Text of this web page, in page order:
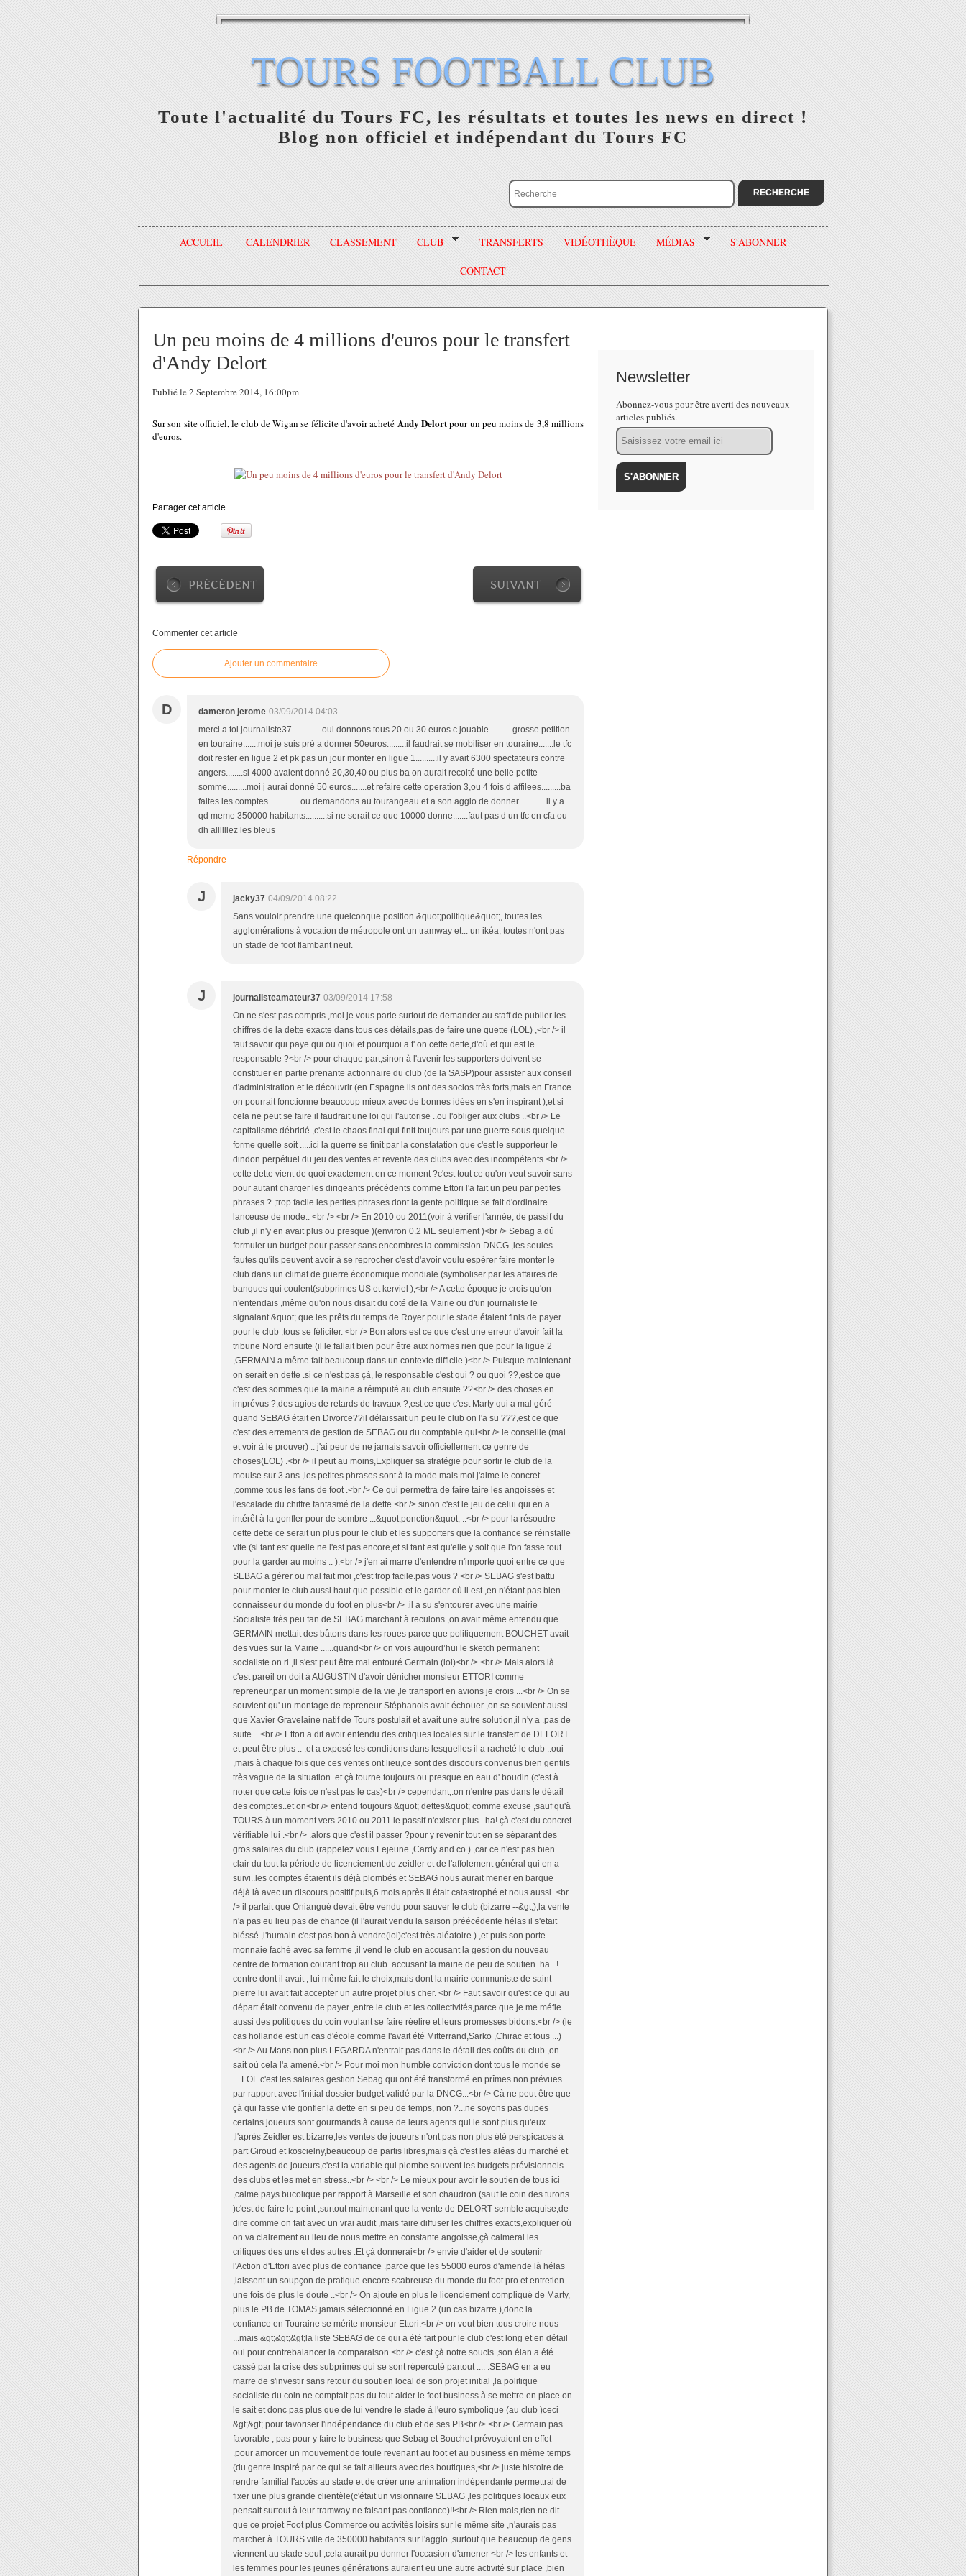
TOURS FOOTBALL CLUB
Toute l'actualité du Tours FC, les résultats et toutes les news en direct !
Blog non officiel et indépendant du Tours FC
ACCUEIL CALENDRIER CLASSEMENT CLUB TRANSFERTS VIDÉOTHÈQUE MÉDIAS S'ABONNER
CONTACT
Un peu moins de 4 millions d'euros pour le transfert
d'Andy Delort
Publié le 2 Septembre 2014, 16:00pm
Sur son site officiel, le club de Wigan se félicite d'avoir acheté Andy Delortpour un peu moins de 3,8 millions
d'euros.
Partager cet article
PRÉCÉDENT SUIVANT
Commenter cet article
Ajouter un commentaire
D dameron jerome 03/09/2014 04:03
merci a toi journaliste37..............oui donnons tous 20 ou 30 euros c jouable...........grosse petition
en touraine.......moi je suis pré a donner 50euros.........il faudrait se mobiliser en touraine.......le tfc
doit rester en ligue 2 et pk pas un jour monter en ligue 1..........il y avait 6300 spectateurs contre
angers........si 4000 avaient donné 20,30,40 ou plus ba on aurait recolté une belle petite
somme.........moi j aurai donné 50 euros.......et refaire cette operation 3,ou 4 fois d affilees.........ba
faites les comptes...............ou demandons au tourangeau et a son agglo de donner.............il y a
qd meme 350000 habitants..........si ne serait ce que 10000 donne.......faut pas d un tfc en cfa ou
dh allllllez les bleus
Répondre
J jacky37 04/09/2014 08:22
Sans vouloir prendre une quelconque position &quot;politique&quot;, toutes les
agglomérations à vocation de métropole ont un tramway et... un ikéa, toutes n'ont pas
un stade de foot flambant neuf.
J journalisteamateur37 03/09/2014 17:58
On ne s'est pas compris ,moi je vous parle surtout de demander au staff de publier les chiffres de la dette exacte dans tous ces détails,pas de faire une quette (LOL) ,<br /> il faut savoir qui paye qui ou quoi et pourquoi a t' on cette dette,d'où et qui est le responsable ?<br /> pour chaque part,sinon à l'avenir les supporters doivent se constituer en partie prenante actionnaire du club (de la SASP)pour assister aux conseil d'administration et le découvrir (en Espagne ils ont des socios très forts,mais en France on pourrait fonctionne beaucoup mieux avec de bonnes idées en s'en inspirant ),et si cela ne peut se faire il faudrait une loi qui l'autorise ..ou l'obliger aux clubs ..<br /> Le capitalisme débridé ,c'est le chaos final qui finit toujours par une guerre sous quelque forme quelle soit .....ici la guerre se finit par la constatation que c'est le supporteur le dindon perpétuel du jeu des ventes et revente des clubs avec des incompétents.<br /> cette dette vient de quoi exactement en ce moment ?c'est tout ce qu'on veut savoir sans pour autant charger les dirigeants précédents comme Ettori l'a fait un peu par petites phrases ?.;trop facile les petites phrases dont la gente politique se fait d'ordinaire lanceuse de mode.. <br /> <br /> En 2010 ou 2011(voir à vérifier l'année, de passif du club ,il n'y en avait plus ou presque )(environ 0.2 ME seulement )<br /> Sebag a dû formuler un budget pour passer sans encombres la commission DNCG ,les seules fautes qu'ils peuvent avoir à se reprocher c'est d'avoir voulu espérer faire monter le club dans un climat de guerre économique mondiale (symboliser par les affaires de banques qui coulent(subprimes US et kerviel ),<br /> A cette époque je crois qu'on n'entendais ,même qu'on nous disait du coté de la Mairie ou d'un journaliste le signalant &quot; que les prêts du temps de Royer pour le stade étaient finis de payer pour le club ,tous se féliciter. <br /> Bon alors est ce que c'est une erreur d'avoir fait la tribune Nord ensuite (il le fallait bien pour être aux normes rien que pour la ligue 2 ,GERMAIN a même fait beaucoup dans un contexte difficile )<br /> Puisque maintenant on serait en dette .si ce n'est pas çà, le responsable c'est qui ? ou quoi ??,est ce que c'est des sommes que la mairie a réimputé au club ensuite ??<br /> des choses en imprévus ?,des agios de retards de travaux ?,est ce que c'est Marty qui a mal géré quand SEBAG était en Divorce??il délaissait un peu le club on l'a su ???,est ce que c'est des errements de gestion de SEBAG ou du comptable qui<br /> le conseille (mal et voir à le prouver) .. j'ai peur de ne jamais savoir officiellement ce genre de choses(LOL) .<br /> il peut au moins,Expliquer sa stratégie pour sortir le club de la mouise sur 3 ans ,les petites phrases sont à la mode mais moi j'aime le concret ,comme tous les fans de foot .<br /> Ce qui permettra de faire taire les angoissés et l'escalade du chiffre fantasmé de la dette <br /> sinon c'est le jeu de celui qui en a intérêt à la gonfler pour de sombre ...&quot;ponction&quot; ..<br /> pour la résoudre cette dette ce serait un plus pour le club et les supporters que la confiance se réinstalle vite (si tant est quelle ne l'est pas encore,et si tant est qu'elle y soit que l'on fasse tout pour la garder au moins .. ).<br /> j'en ai marre d'entendre n'importe quoi entre ce que SEBAG a gérer ou mal fait moi ,c'est trop facile.pas vous ? <br /> SEBAG s'est battu pour monter le club aussi haut que possible et le garder où il est ,en n'étant pas bien connaisseur du monde du foot en plus<br /> .il a su s'entourer avec une mairie Socialiste très peu fan de SEBAG marchant à reculons ,on avait même entendu que GERMAIN mettait des bâtons dans les roues parce que politiquement BOUCHET avait des vues sur la Mairie ......quand<br /> on vois aujourd’hui le sketch permanent socialiste on ri ,il s'est peut être mal entouré Germain (lol)<br /> <br /> Mais alors là c'est pareil on doit à AUGUSTIN d'avoir dénicher monsieur ETTORI comme repreneur,par un moment simple de la vie ,le transport en avions je crois ...<br /> On se souvient qu' un montage de repreneur Stéphanois avait échouer ,on se souvient aussi que Xavier Gravelaine natif de Tours postulait et avait une autre solution,il n'y a .pas de suite ...<br /> Ettori a dit avoir entendu des critiques locales sur le transfert de DELORT et peut être plus .. .et a exposé les conditions dans lesquelles il a racheté le club ..oui ,mais à chaque fois que ces ventes ont lieu,ce sont des discours convenus bien gentils très vague de la situation .et çà tourne toujours ou presque en eau d' boudin (c'est à noter que cette fois ce n'est pas le cas)<br /> cependant,.on n'entre pas dans le détail des comptes..et on<br /> entend toujours &quot; dettes&quot; comme excuse ,sauf qu'à TOURS à un moment vers 2010 ou 2011 le passif n'exister plus ..ha! çà c'est du concret vérifiable lui .<br /> .alors que c'est il passer ?pour y revenir tout en se séparant des gros salaires du club (rappelez vous Lejeune ,Cardy and co ) ,car ce n'est pas bien clair du tout la période de licenciement de zeidler et de l'affolement général qui en a suivi..les comptes étaient ils déjà plombés et SEBAG nous aurait mener en barque déjà là avec un discours positif puis,6 mois après il était catastrophé et nous aussi .<br /> il parlait que Oniangué devait être vendu pour sauver le club (bizarre --&gt;),la vente n'a pas eu lieu pas de chance (il l'aurait vendu la saison préécédente hélas il s'etait bléssé ,l'humain c'est pas bon à vendre(lol)c'est très aléatoire ) ,et puis son porte monnaie faché avec sa femme ,il vend le club en accusant la gestion du nouveau centre de formation coutant trop au club .accusant la mairie de peu de soutien .ha ..! centre dont il avait , lui même fait le choix,mais dont la mairie communiste de saint pierre lui avait fait accepter un autre projet plus cher. <br /> Faut savoir qu'est ce qui au départ était convenu de payer ,entre le club et les collectivités,parce que je me méfie aussi des politiques du coin voulant se faire réelire et leurs promesses bidons.<br /> (le cas hollande est un cas d'école comme l'avait été Mitterrand,Sarko ,Chirac et tous ...)<br /> Au Mans non plus LEGARDA n'entrait pas dans le détail des coûts du club ,on sait où cela l'a amené.<br /> Pour moi mon humble conviction dont tous le monde se ....LOL c'est les salaires gestion Sebag qui ont été transformé en prîmes non prévues par rapport avec l'initial dossier budget validé par la DNCG...<br /> Cà ne peut être que çà qui fasse vite gonfler la dette en si peu de temps, non ?...ne soyons pas dupes certains joueurs sont gourmands à cause de leurs agents qui le sont plus qu'eux ,l'après Zeidler est bizarre,les ventes de joueurs n'ont pas non plus été perspicaces à part Giroud et koscielny,beaucoup de partis libres,mais çà c'est les aléas du marché et des agents de joueurs,c'est la variable qui plombe souvent les budgets prévisionnels des clubs et les met en stress..<br /> <br /> Le mieux pour avoir le soutien de tous ici ,calme pays bucolique par rapport à Marseille et son chaudron (sauf le coin des turons )c'est de faire le point ,surtout maintenant que la vente de DELORT semble acquise,de dire comme on fait avec un vrai audit ,mais faire diffuser les chiffres exacts,expliquer où on va clairement au lieu de nous mettre en constante angoisse,çà calmerai les critiques des uns et des autres .Et çà donnerai<br /> envie d'aider et de soutenir l'Action d'Ettori avec plus de confiance .parce que les 55000 euros d'amende là hélas ,laissent un soupçon de pratique encore scabreuse du monde du foot pro et entretien une fois de plus le doute ..<br /> On ajoute en plus le licenciement compliqué de Marty, plus le PB de TOMAS jamais sélectionné en Ligue 2 (un cas bizarre ),donc la confiance en Touraine se mérite monsieur Ettori.<br /> on veut bien tous croire nous ...mais &gt;&gt;&gt;la liste SEBAG de ce qui a été fait pour le club c'est long et en détail oui pour contrebalancer la comparaison.<br /> c'est çà notre soucis ,son élan a été cassé par la crise des subprimes qui se sont répercuté partout .... .SEBAG en a eu marre de s'investir sans retour du soutien local de son projet initial ,la politique socialiste du coin ne comptait pas du tout aider le foot business à se mettre en place on le sait et donc pas plus que de lui vendre le stade à l'euro symbolique (au club )ceci &gt;&gt; pour favoriser l'indépendance du club et de ses PB<br /> <br /> Germain pas favorable , pas pour y faire le business que Sebag et Bouchet prévoyaient en effet .pour amorcer un mouvement de foule revenant au foot et au business en même temps (du genre inspiré par ce qui se fait ailleurs avec des boutiques,<br /> juste histoire de rendre familial l'accès au stade et de créer une animation indépendante permettrai de fixer une plus grande clientèle(c'était un visionnaire SEBAG ,les politiques locaux eux pensait surtout à leur tramway ne faisant pas confiance)!!<br /> Rien mais,rien ne dit que ce projet Foot plus Commerce ou activités loisirs sur le même site ,n'aurais pas marcher à TOURS ville de 350000 habitants sur l'agglo ,surtout que beaucoup de gens viennent au stade seul ,cela aurait pu donner l'occasion d'amener <br /> les enfants et les femmes pour les jeunes générations auraient eu une autre activité sur place ,bien entendu pendant que le père et les enfants intéressés par le foot sont au stade pour le remplir un peu plus ).<br /> On vois çà en Allemagne ou en Angletterre dans certains stades. .<br /> Faute d'avoir été compris SEBAG c'est simple a donc repris ses billes .tout n'est pas à jeter dans son action . <br /> M ETTORI peut même relancer l'idée d'activité familiale sur le site (commerce ou activité de loisirs innovante concernant les plus jeunes suivant des modes(indémodables);<br /> le choix est v
Newsletter
Abonnez-vous pour être averti des nouveaux
articles publiés.
Email